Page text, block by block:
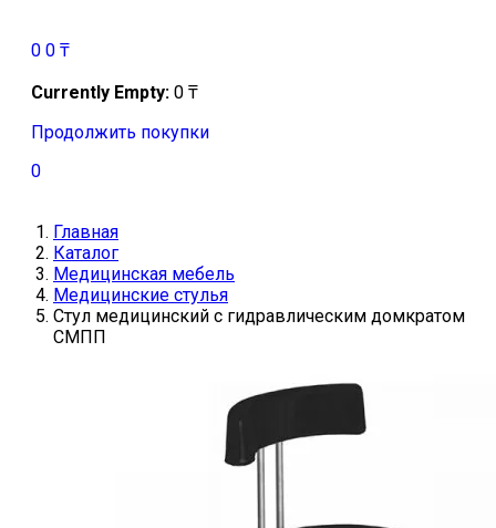
0 0 ₸
Currently Empty: 0 ₸
Продолжить покупки
0
Главная
Каталог
Медицинская мебель
Медицинские стулья
Стул медицинский с гидравлическим домкратом
СМПП